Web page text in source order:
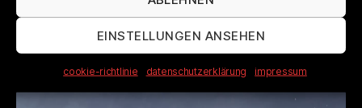
EINSTELLUNGEN ANSEHEN
cookie-richtlinie datenschutzerklärung impressum
WM-Zweite 2017 Haruna Matsumoto (JPN) und
die zweifache WM-Zweite Queralt Castellet (ESP)
dabei.